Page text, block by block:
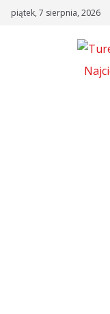
Skippiątek, 7 sierpnia, 2026